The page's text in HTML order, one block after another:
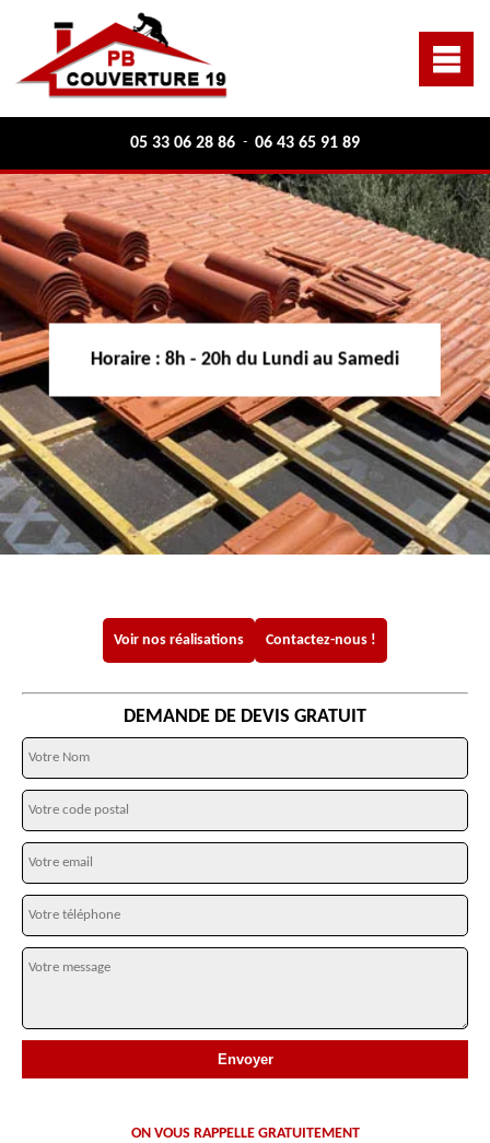
05 33 06 28 86 - 06 43 65 91 89
Horaire : 8h - 20h du Lundi au Samedi
Voir nos réalisations Contactez-nous !
DEMANDE DE DEVIS GRATUIT
ON VOUS RAPPELLE GRATUITEMENT